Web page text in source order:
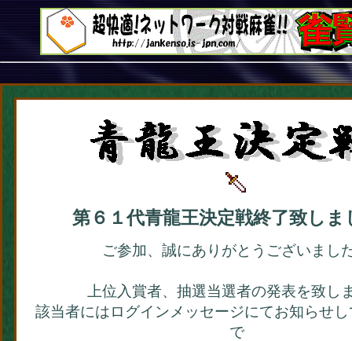
第６１代青龍王決定戦終了致しま
ご参加、誠にありがとうございまし
上位入賞者、抽選当選者の発表を致し
該当者にはログインメッセージにてお知らせ
で